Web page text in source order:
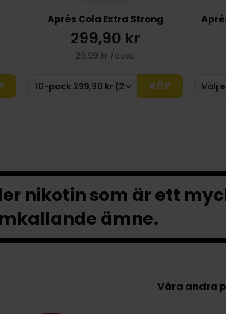
Après Cola Extra Strong
299,90 kr
29,99 kr /dosa
KÖP
nikotin som är ett
ämne.
Våra andra